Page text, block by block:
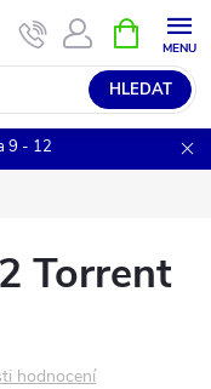
HLEDAT
NÁKUPNÍ
KOŠÍK
9 - 12
Torrent
hodnocení